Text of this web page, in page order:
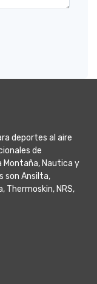
deportes al aire
de
Nautica y
son Ansilta,
Thermoskin, NRS,